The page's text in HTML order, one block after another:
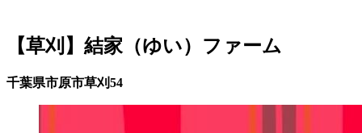
【草刈】結家（ゆい）ファーム
千葉県市原市草刈54